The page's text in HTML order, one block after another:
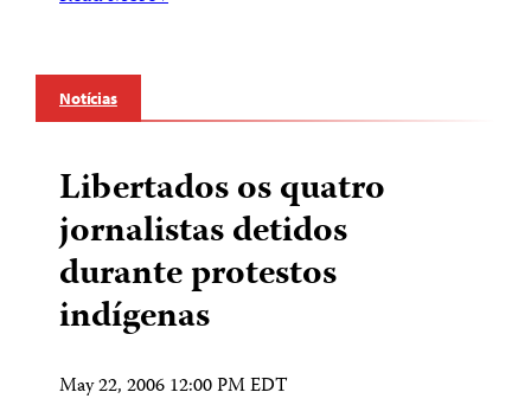
Notícias
Libertados os quatro
jornalistas detidos
durante protestos
indígenas
May 22, 2006 12:00 PM EDT